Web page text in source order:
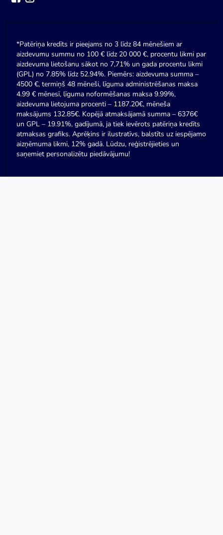
*Patēriņa kredīts ir pieejams no 3 līdz 84 mēnešiem ar
aizdevumu summu no 100 € līdz 20 000 €, procentu likmi par
aizdevuma lietošanu sākot no 7,71% un gada procentu likmi
(GPL) no 7.85% līdz 52.94%. Piemērs: aizdevuma summa –
4500 €, termiņš 48 mēneši, līguma administrēšanas maksa
4.99 € mēnesī, līguma noformēšanas maksa 9.99%,
aizdevuma lietojuma procenti – 1187.20€, mēneša
maksājums 132.85€. Kopējā atmaksājamā summa – 6376€
un GPL – 19.91%, gadījumā, ja tiek ievērots patēriņa kredīts
atmaksas grafiks. Aprēķins ir ilustratīvs, balstīts uz iespējamo
aizņēmuma likmi, 12% gadā. Lūdzu, reģistrējieties un
saņemiet personalizētu piedāvājumu!